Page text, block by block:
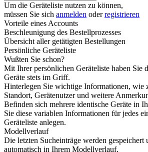
Um die Geräteliste nutzen zu können,
müssen Sie sich anmelden oderregistrieren
Vorteile eines Accounts
Beschleunigung des Bestellprozesses
Übersicht aller getätigten Bestellungen
Persönliche Geräteliste
Wußten Sie schon?
Mit Ihrer persönlichen Geräteliste haben Sie
Geräte stets im Griff.
Hinterlegen Sie wichtige Informationen, wie
Standort, Gerätenutzer und weitere
Befinden sich mehrere identische Geräte in
Sie diese variablen Informationen für jedes
Geräteliste anlegen.
Modellverlauf
Die letzten Sucheinträge werden gespeichert
automatisch in Ihrem Modellverlauf.